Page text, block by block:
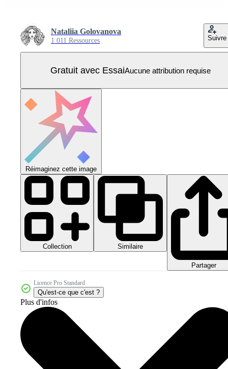
Nataliia Golovanova
1 011 Ressources Suivre
Gratuit avec EssaiAucune attribution requise
Réimaginez cette image
Collection Similaire
Partager
Licence Pro Standard
Qu'est-ce que c'est ?
Plus d'infos